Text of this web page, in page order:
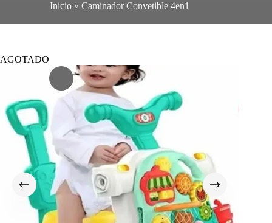
Inicio »Caminador Convetible 4en1
AGOTADO